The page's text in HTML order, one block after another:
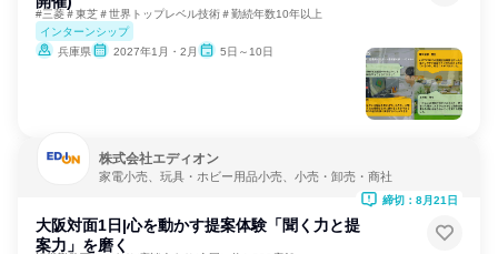
#三菱＃東芝＃世界トップレベル技術＃勤続年数10年以上
インターンシップ
兵庫県
2027年1月・2月 5日～10日
株式会社エディオン
家電小売、玩具・ホビー用品小売、小売・卸売・商社
大阪対面1日|心を動かす提案体験「聞く力と提
案力」を磨く
締切：8月21日